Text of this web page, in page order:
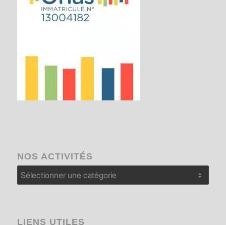
NOS ACTIVITÉS
Nos
activités
LIENS UTILES